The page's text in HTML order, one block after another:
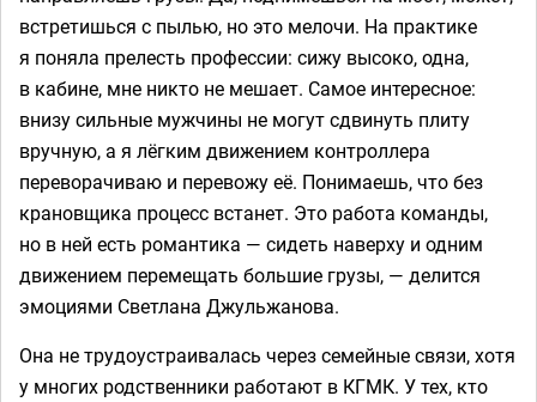
встретишься с пылью, но это мелочи. На практике
я поняла прелесть профессии: сижу высоко, одна,
в кабине, мне никто не мешает. Самое интересное:
внизу сильные мужчины не могут сдвинуть плиту
вручную, а я лёгким движением контроллера
переворачиваю и перевожу её. Понимаешь, что без
крановщика процесс встанет. Это работа команды,
но в ней есть романтика — сидеть наверху и одним
движением перемещать большие грузы, — делится
эмоциями Светлана Джульжанова.
Она не трудоустраивалась через семейные связи, хотя
у многих родственники работают в КГМК. У тех, кто